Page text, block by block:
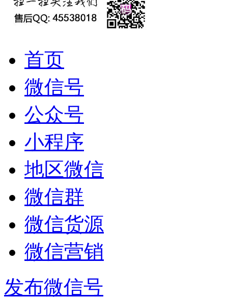
首页
微信号
公众号
小程序
地区微信
微信群
微信货源
微信营销
发布微信号